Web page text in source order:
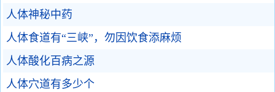
人体神秘中药
人体食道有“三峡”，勿因饮食添麻烦
人体酸化百病之源
人体穴道有多少个